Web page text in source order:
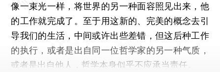
像一束光一样，将世界的另一种面容照见出来，他
的工作就完成了。至于用这新的、完美的概念去引
导我们的生活，中间或许出些差错，但这后种工作
的执行，或者是出自同一位哲学家的另一种气质，
或者是出自他人，哲学本身似乎不应承当责任。